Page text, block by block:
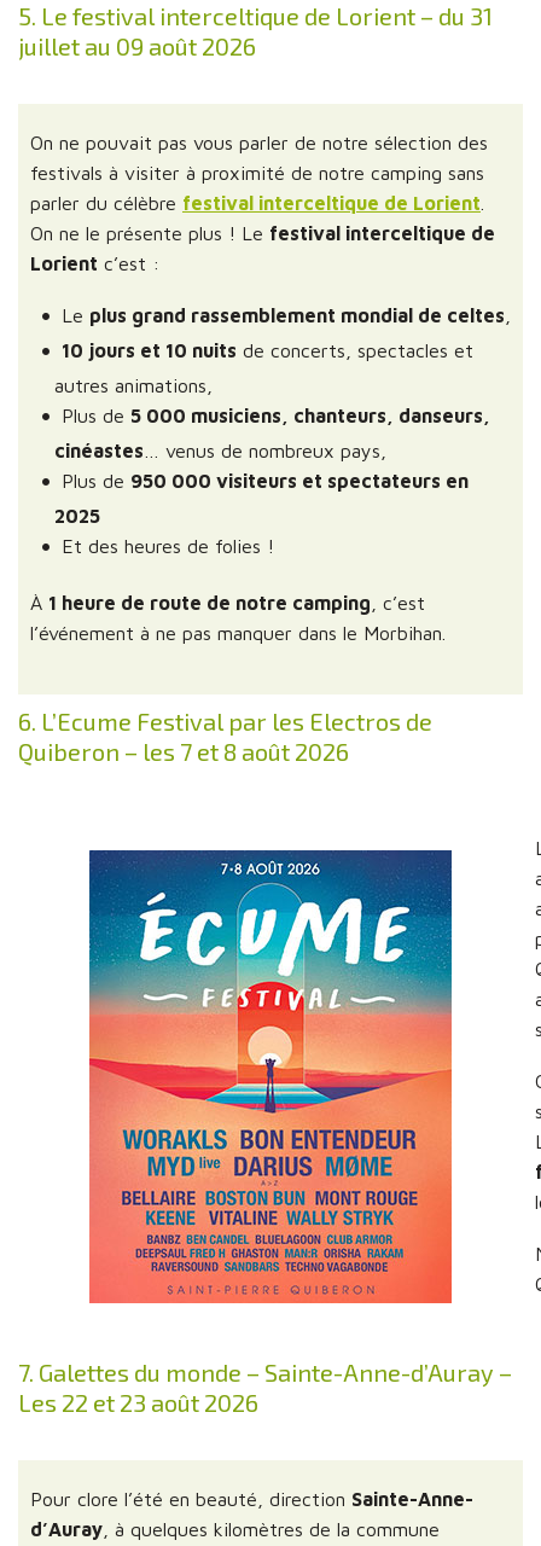
5. Le festival interceltique de Lorient – du 31
juillet au 09 août 2026
On ne pouvait pas vous parler de notre sélection des
festivals à visiter à proximité de notre camping sans
parler du célèbre festival interceltique de Lorient
On ne le présente plus ! Le festival interceltique de
Lorient c’est :
Le plus grand rassemblement mondial de celtes
10 jours et 10 nuits de concerts, spectacles et
autres animations,
Plus de 5 000 musiciens, chanteurs, danseurs,
cinéastes … venus de nombreux pays,
Plus de 950 000 visiteurs et spectateurs en
2025
Et des heures de folies !
À 1 heure de route de notre camping , c’est
l’événement à ne pas manquer dans le Morbihan.
6. L’Ecume Festival par les Electros de
Quiberon – les 7 et 8 août 2026
7. Galettes du monde – Sainte-Anne-d’Auray –
Les 22 et 23 août 2026
Pour clore l’été en beauté, direction Sainte-Anne-
d’Auray, à quelques kilomètres de la commune